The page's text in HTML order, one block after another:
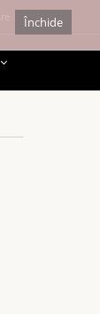
Închide